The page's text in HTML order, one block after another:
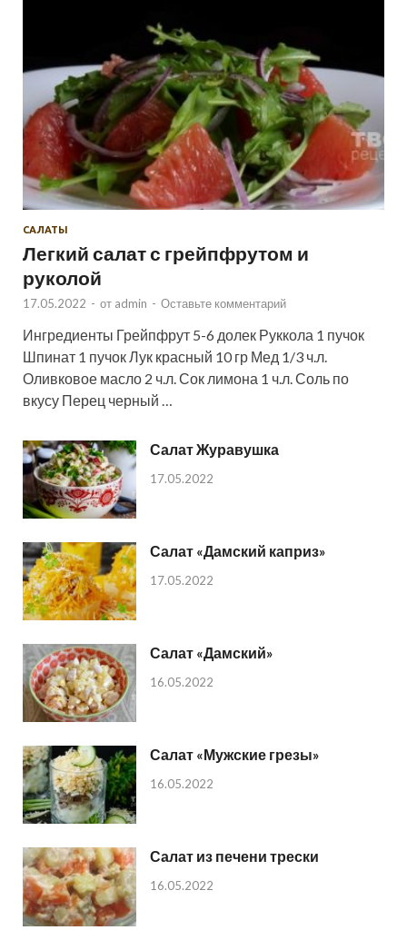
САЛАТЫ
Легкий салат с грейпфрутом и
руколой
17.05.2022 - от admin - Оставьте комментарий
Ингредиенты Грейпфрут 5-6 долек Руккола 1 пучок
Шпинат 1 пучок Лук красный 10 гр Мед 1/3 ч.л.
Оливковое масло 2 ч.л. Сок лимона 1 ч.л. Соль по
вкусу Перец черный …
Салат Журавушка
17.05.2022
Салат «Дамский каприз»
17.05.2022
Салат «Дамский»
16.05.2022
Салат «Мужские грезы»
16.05.2022
Салат из печени трески
16.05.2022